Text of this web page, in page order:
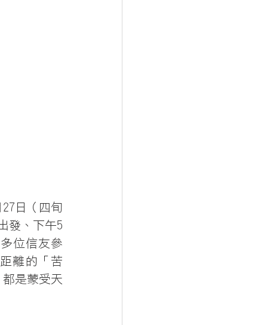
日（四旬
發、下午5
位信友參
離的「苦
是蒙受天